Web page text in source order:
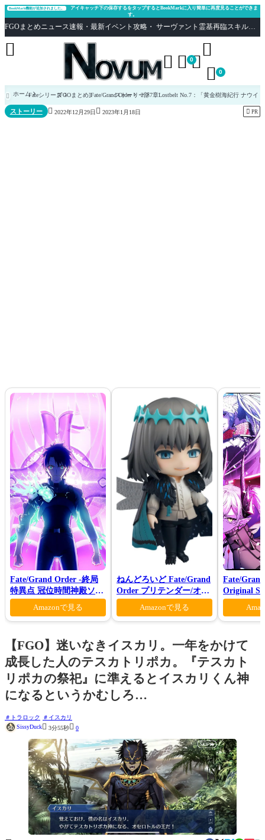
BookMark機能が追加されました。
アイキャッチ下の保存するをタップするとBookMarkに入り簡単に再度見ることができま
す。
FGOまとめニュース速報・最新イベント攻略・ サーヴァント霊基再臨スキル性能評価まとめ Fate/Grand Order
  0

 0

 ホームFateシリーズ[FGOまとめ]Fate/Grand Order
ストーリー2部7章Lostbelt No.7：「黄金樹海紀行 ナウイ
ストーリー  2022年12月29日  2023年1月18日  PR
Fate/Grand Order -終局
特異点 冠位時間神殿ソロ
モン-(完全生産限定版)
Amazonで見る
ねんどろいど Fate/Grand
Order プリテンダー/オベ
ロン ヴォーティガーン
Amazonで見る
Fate/
Original
【FGO】迷いなきイスカリ。一年をかけて
成長した人のテスカトリポカ。『テスカト
リポカの祭祀』に準えるとイスカリくん神
になるというかむしろ…
トラロック
イスカリ
SissyDuck 3分55秒 0